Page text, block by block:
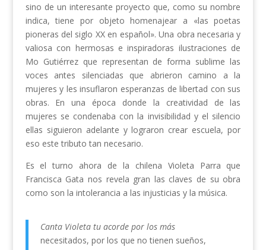
sino de un interesante proyecto que, como su nombre
indica, tiene por objeto homenajear a «las poetas
pioneras del siglo XX en español». Una obra necesaria y
valiosa con hermosas e inspiradoras ilustraciones de
Mo Gutiérrez que representan de forma sublime las
voces antes silenciadas que abrieron camino a la
mujeres y les insuflaron esperanzas de libertad con sus
obras. En una época donde la creatividad de las
mujeres se condenaba con la invisibilidad y el silencio
ellas siguieron adelante y lograron crear escuela, por
eso este tributo tan necesario.
Es el turno ahora de la chilena Violeta Parra que
Francisca Gata nos revela gran las claves de su obra
como son la intolerancia a las injusticias y la música.
Canta Violeta tu acorde por los más
necesitados, por los que no tienen sueños,